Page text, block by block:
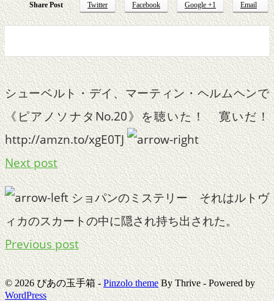
Share Post Twitter Facebook Google +1 Email
シューベルト・デイ、マーティン・ヘルムヘンで
《ピアノソナタNo.20》を聴いた！ 寛いだ！
http://amzn.to/xgE0TJ
Next post
ショパンのミステリー それはルトヴ
ィカのスカートの中に隠され持ち出された。
Previous post
© 2026 ぴあの玉手箱 -Pinzolo themeBy Thrive - Powered by
WordPress